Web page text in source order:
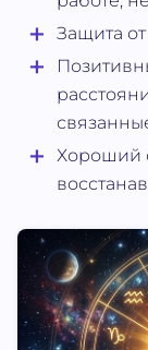
Защита
Хороший